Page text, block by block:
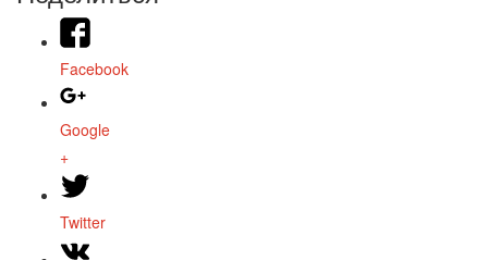
Facebook
Google
+
Twitter